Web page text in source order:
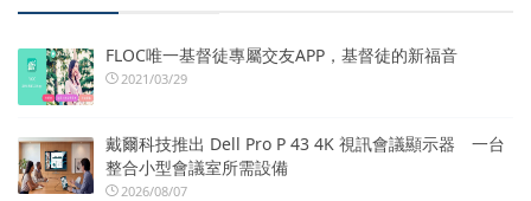
FLOC唯一基督徒專屬交友APP，基督徒的新福音
2021/03/29
戴爾科技推出 Dell Pro P 43 4K 視訊會議顯示器 一台
整合小型會議室所需設備
2026/08/07